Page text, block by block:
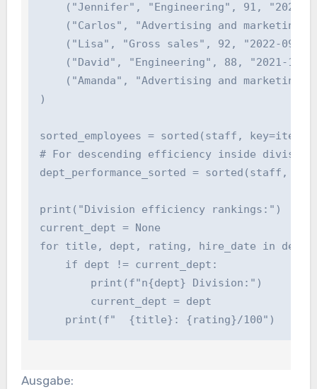
("Jennifer", "Engineering", 91, "2020-
("Carlos", "Advertising and
("Lisa", "Gross sales", 92, "2022-09-
("David", "Engineering", 88, "2021-12-
("Amanda", "Advertising and
)
sorted_employees = sorted(staff,
# For descending efficiency inside
dept_performance_sorted = sorted(staff,
print("Division efficiency rankings:")
current_dept = None
for title, dept, rating, hire_date in
    if dept != current_dept:
        print(f"n{dept} Division:")
        current_dept = dept
    print(f"  {title}: {rating}/100")
Ausgabe: